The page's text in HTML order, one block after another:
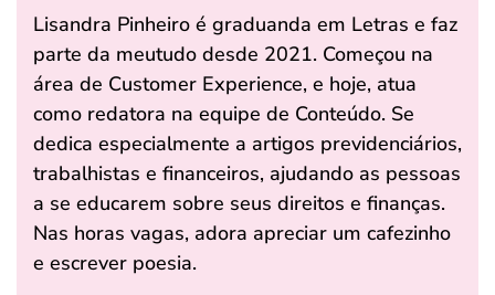
Lisandra Pinheiro é graduanda em Letras e faz
parte da meutudo desde 2021. Começou na
área de Customer Experience, e hoje, atua
como redatora na equipe de Conteúdo. Se
dedica especialmente a artigos previdenciários,
trabalhistas e financeiros, ajudando as pessoas
a se educarem sobre seus direitos e finanças.
Nas horas vagas, adora apreciar um cafezinho
e escrever poesia.